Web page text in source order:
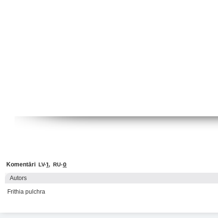
Komentāri LV-1, RU-0
Autors
Frithia pulchra